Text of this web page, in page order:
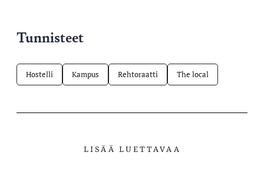
Tunnisteet
Hostelli Kampus Rehtoraatti The local
LISÄÄ LUETTAVAA